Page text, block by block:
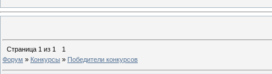
Страница 1 из 1
1
Форум » Конкурсы » Победители конкурсов